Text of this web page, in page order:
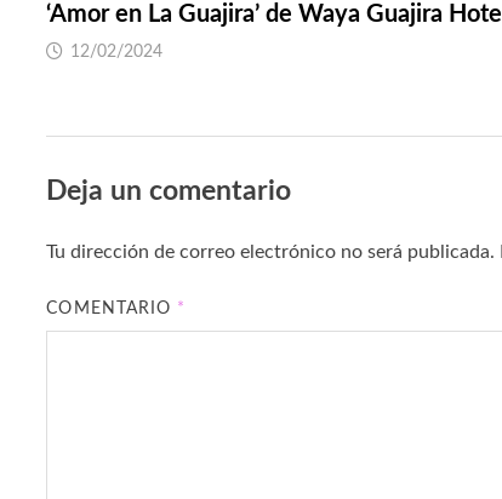
‘Amor en La Guajira’ de Waya Guajira Hotel
12/02/2024
Deja un comentario
Tu dirección de correo electrónico no será publicada.
COMENTARIO *